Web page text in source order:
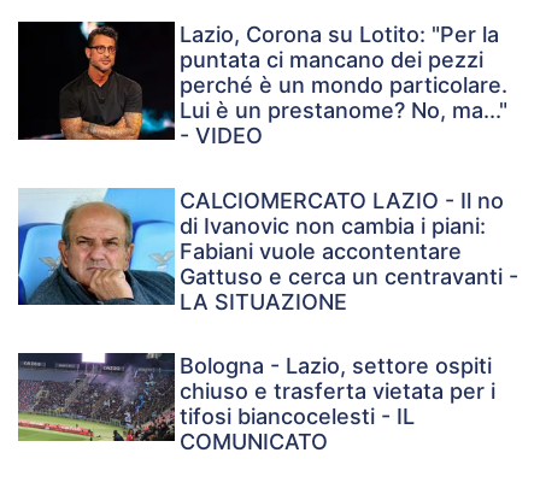
Lazio, Corona su Lotito: "Per la
puntata ci mancano dei pezzi
perché è un mondo particolare.
Lui è un prestanome? No, ma..."
- VIDEO
CALCIOMERCATO LAZIO - Il no
di Ivanovic non cambia i piani:
Fabiani vuole accontentare
Gattuso e cerca un centravanti -
LA SITUAZIONE
Bologna - Lazio, settore ospiti
chiuso e trasferta vietata per i
tifosi biancocelesti - IL
COMUNICATO